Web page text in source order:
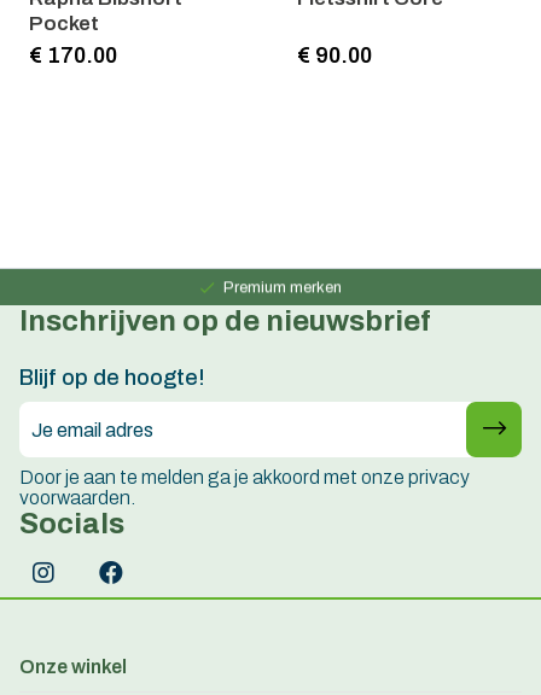
Pocket
€ 170.00 € 90.00
Premium merken
Persoonlijk advies
Inschrijven op de nieuwsbrief
Blijf op de hoogte!
Door je aan te melden ga je akkoord met onze privacy
voorwaarden.
Socials
Onze winkel